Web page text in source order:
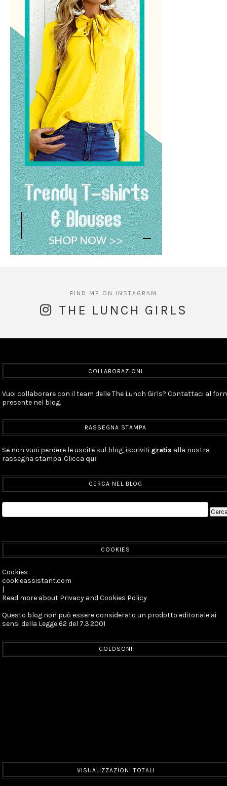
THE LUNCH GIRLS
COLLABORAZIONI
Vuoi collaborare con il team delle The Lunch Girls? Contattaci al
presente nel blog.
RASSEGNA STAMPA
Se non vuoi perdere le uscite sul blog, iscriviti gratis alla nostra
rassegna stampa. Clicca qui.
CERCA NEL BLOG
COOKIES
Cookies
cookieassistant.com
|
Read more about Privacy and Cookies Policy
Questo blog non può essere considerato un prodotto editoriale ai
sensi della Legge 62 del 7.3.2001
GOLOSONI
VISUALIZZAZIONI TOTALI